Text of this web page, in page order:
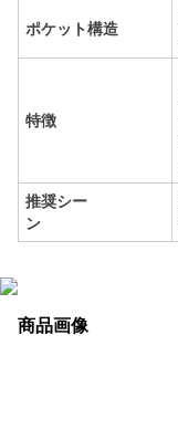
ポケット構造
特徴
推奨シー
ン
商品画像